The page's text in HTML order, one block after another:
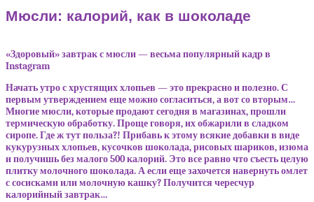
Мюсли: калорий, как в шоколаде
«Здоровый» завтрак с мюсли — весьма популярный кадр в
Instagram
Начать утро с хрустящих хлопьев — это прекрасно и полезно. С
первым утверждением еще можно согласиться, а вот со вторым…
Многие мюсли, которые продают сегодня в магазинах, прошли
термическую обработку. Проще говоря, их обжарили в сладком
сиропе. Где ж тут польза?! Прибавь к этому всякие добавки в виде
кукурузных хлопьев, кусочков шоколада, рисовых шариков, изюма
и получишь без малого 500 калорий. Это все равно что съесть целую
плитку молочного шоколада. А если еще захочется навернуть омлет
с сосисками или молочную кашку? Получится чересчур
калорийный завтрак…